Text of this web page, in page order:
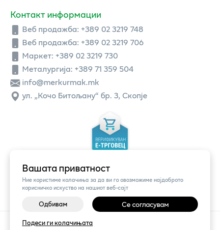
Вашата приватност
Ние користиме колачиња за да ви го овозможиме најдоброто
корисничко искуство на нашиот веб-сајт
Одбивам Се согласувам
Подеси ги колачињата
Контакт информации
Веб продажба: +389 02 3219 748
Веб продажба: +389 02 3219 706
Маркет: +389 02 3219 730
Металургија: +389 71 359 504
info@merkurmak.mk
ул. „Кочо Битољану“ бр. 3, Скопје
©2026